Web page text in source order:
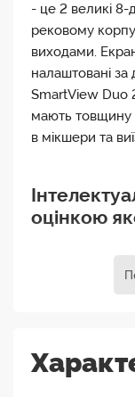
- це 2 великі
рековому
виходами.
налаштовані
SmartView Duo 2
мають товщину
в мікшери та
оцінкою
монітори
перемикаються